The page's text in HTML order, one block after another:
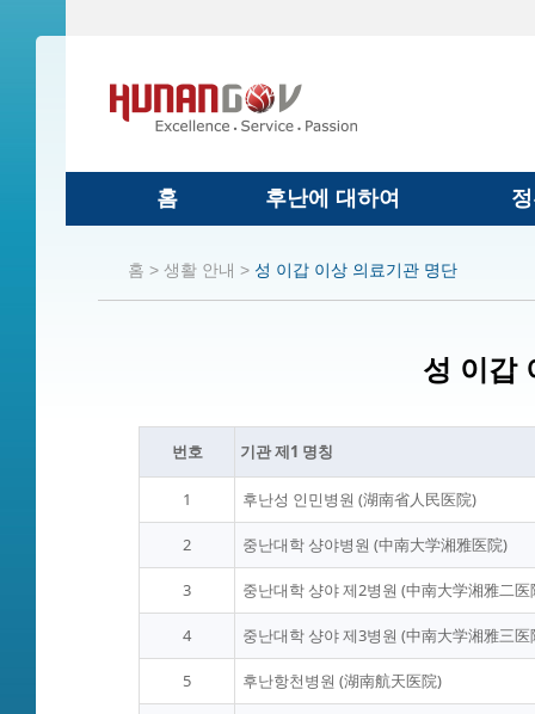
홈 후난에 대하여
홈 > 생활 안내 > 성 이갑 이상 의료기관 명단
성 이갑
번호 기관 제1 명칭
1 후난성 인민병원 (湖南省人民医院)
2 중난대학 샹야병원 (中南大学湘雅医院)
3 중난대학 샹야 제2병원 (中南大学湘雅二医
4 중난대학 샹야 제3병원 (中南大学湘雅三医
5 후난항천병원 (湖南航天医院)